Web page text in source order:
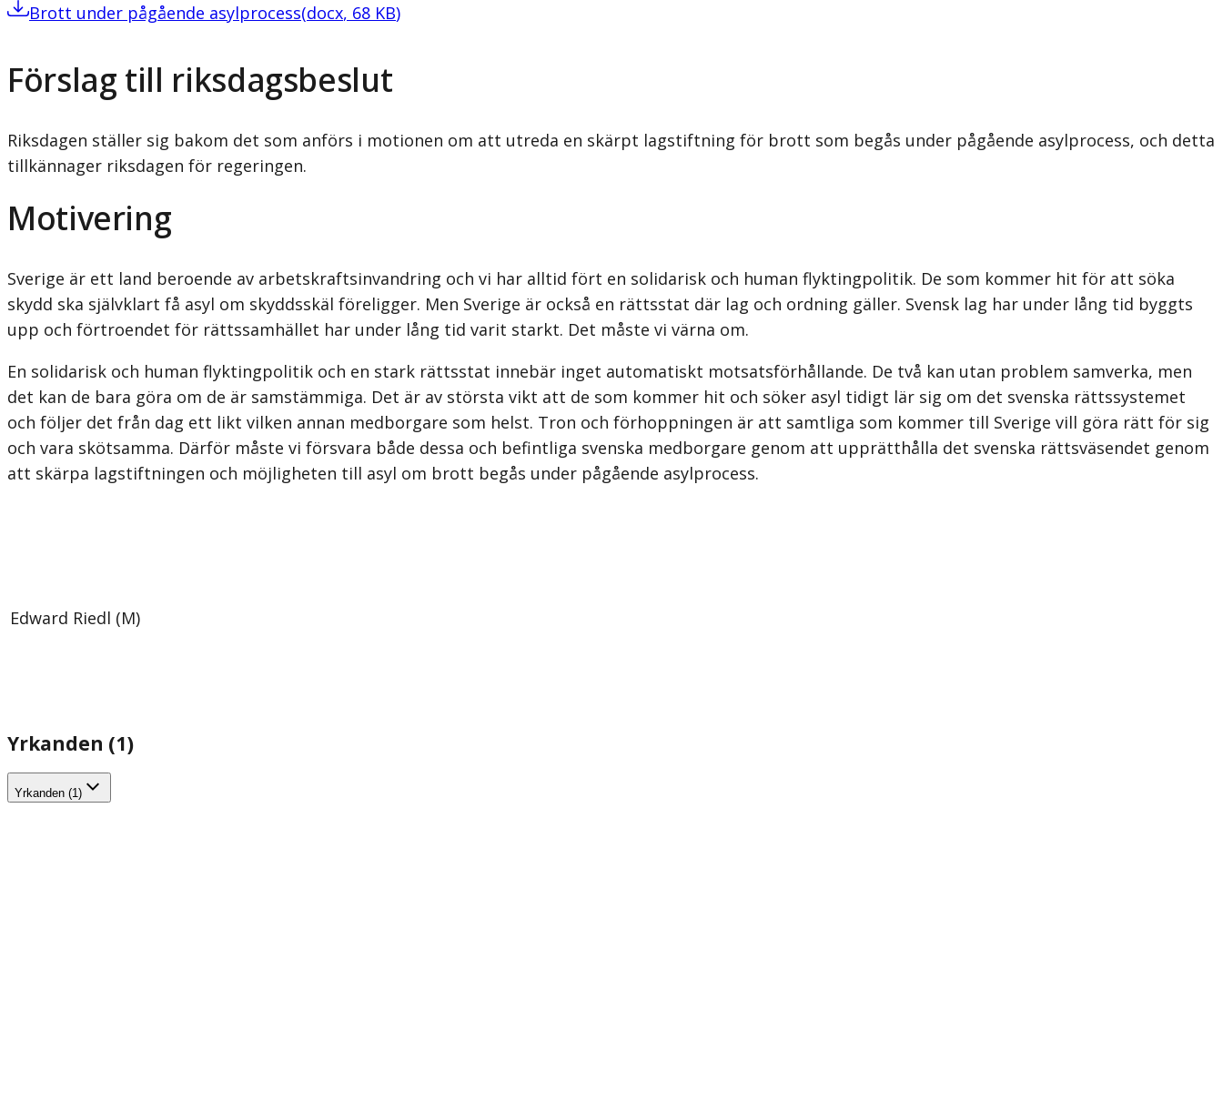
Brott under pågående asylprocess(docx, 68 KB)
Förslag till riksdagsbeslut
Riksdagen ställer sig bakom det som anförs i motionen om att utreda en skärpt lagstiftning för brott som begås under pågående asylprocess, och detta
tillkännager riksdagen för regeringen.
Motivering
Sverige är ett land beroende av arbetskraftsinvandring och vi har alltid fört en solidarisk och human flyktingpolitik. De som kommer hit för att söka
skydd ska självklart få asyl om skyddsskäl föreligger. Men Sverige är också en rättsstat där lag och ordning gäller. Svensk lag har under lång tid byggts
upp och förtroendet för rättssamhället har under lång tid varit starkt. Det måste vi värna om.
En solidarisk och human flyktingpolitik och en stark rättsstat innebär inget automa­tiskt motsatsförhållande. De två kan utan problem samverka, men
det kan de bara göra om de är samstämmiga. Det är av största vikt att de som kommer hit och söker asyl tidigt lär sig om det svenska rättssystemet
och följer det från dag ett likt vilken annan medborgare som helst. Tron och förhoppningen är att samtliga som kommer till Sverige vill göra rätt för sig
och vara skötsamma. Därför måste vi försvara både dessa och befintliga svenska medborgare genom att upprätthålla det svenska rättsväsendet genom
att skärpa lagstiftningen och möjligheten till asyl om brott begås under pågående asylprocess.
Edward Riedl (M)
Yrkanden (1)
Yrkanden (1)